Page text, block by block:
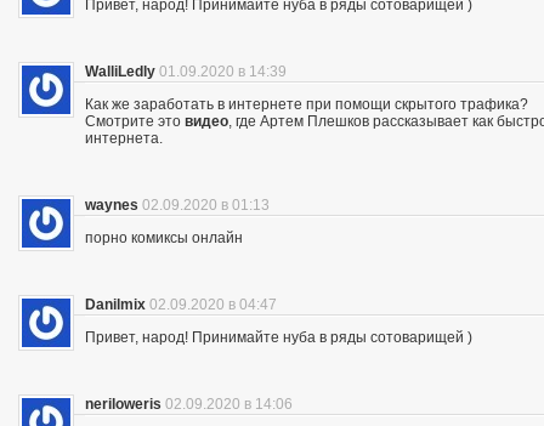
Привет, народ! Принимайте нуба в ряды сотоварищей )
WalliLedly 01.09.2020 в 14:39
Как же заработать в интернете при помощи скрытого трафика?
Смотрите это видео , где Артем Плешков рассказывает как
интернета.
waynes 02.09.2020 в 01:13
порно комиксы онлайн
Danilmix 02.09.2020 в 04:47
Привет, народ! Принимайте нуба в ряды сотоварищей )
neriloweris 02.09.2020 в 14:06